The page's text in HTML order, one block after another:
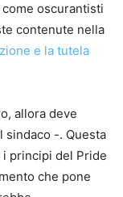
oscurantisti
contenute nella
e la tutela
allora deve
sindaco -. Questa
principi del Pride
che pone